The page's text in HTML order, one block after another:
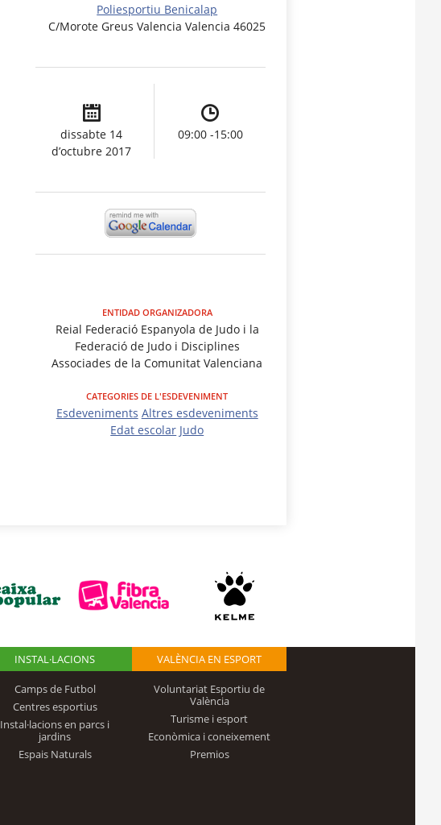
Poliesportiu Benicalap
C/Morote Greus Valencia Valencia 46025
dissabte 14
d’octubre 2017
09:00 -15:00
ENTIDAD ORGANIZADORA
Reial Federació Espanyola de Judo i la
Federació de Judo i Disciplines
Associades de la Comunitat Valenciana
CATEGORIES DE L'ESDEVENIMENT
Esdeveniments Altres esdeveniments
Edat escolar Judo
INSTAL·LACIONS
Camps de Futbol
Centres esportius
Instal·lacions en parcs i
jardins
Espais Naturals
VALÈNCIA EN ESPORT
Voluntariat Esportiu de
València
Turisme i esport
Econòmica i coneixement
Premios